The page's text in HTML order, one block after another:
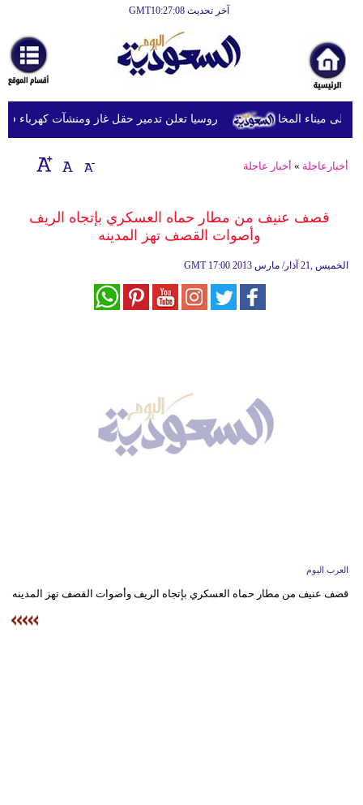
آخر تحديث GMT10:27:08
أخبارعاجلة
رياضة
ثقافة
إقتصاد
وموسيقى
علوم
روسيا تعلن تدمير حقل غاز ومنشآت كهرباء في
أخبارعاجلة » أخبار عاجلة
قصف عنيف من مطار حماه العسكري بإتجاه الريف
وأصوات القصف تهز المدينه
GMT 17:00 2013 الخميس ,21 آذار/ مارس
العرب اليوم
قصف عنيف من مطار حماه العسكري بإتجاه الريف وأصوات القصف تهز المدينه